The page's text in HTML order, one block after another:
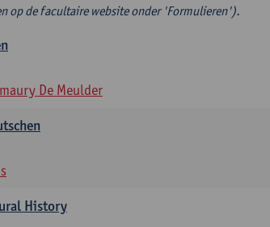
op de facultaire website onder 'Formulieren').
De Meulder
History